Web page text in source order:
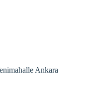
Ankara